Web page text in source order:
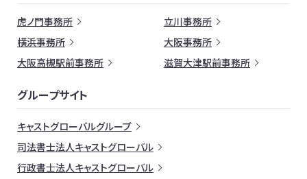
虎ノ門事務所
立川事務所
横浜事務所
大阪事務所
大阪高槻駅前事務所
滋賀大津駅前事務所
グループサイト
キャストグローバルグループ
司法書士法人キャストグローバル
行政書士法人キャストグローバル